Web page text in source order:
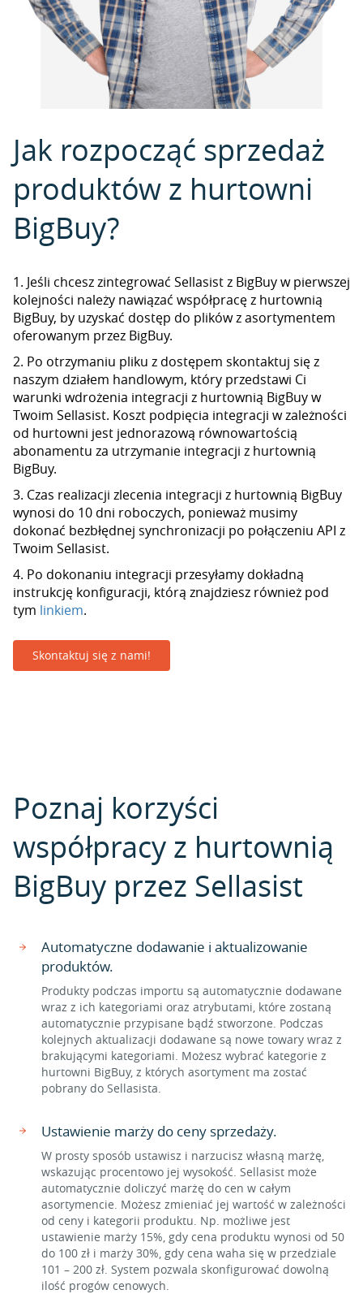
Jak rozpocząć sprzedaż
produktów z hurtowni
BigBuy?
1. Jeśli chcesz zintegrować Sellasist z BigBuy w pierwszej
kolejności należy nawiązać współpracę z hurtownią
BigBuy, by uzyskać dostęp do plików z asortymentem
oferowanym przez BigBuy.
2. Po otrzymaniu pliku z dostępem skontaktuj się z
naszym działem handlowym, który przedstawi Ci
warunki wdrożenia integracji z hurtownią BigBuy w
Twoim Sellasist. Koszt podpięcia integracji w zależności
od hurtowni jest jednorazową równowartością
abonamentu za utrzymanie integracji z hurtownią
BigBuy.
3. Czas realizacji zlecenia integracji z hurtownią BigBuy
wynosi do 10 dni roboczych, ponieważ musimy
dokonać bezbłędnej synchronizacji po połączeniu API z
Twoim Sellasist.
4. Po dokonaniu integracji przesyłamy dokładną
instrukcję konfiguracji, którą znajdziesz również pod
tym linkiem.
Skontaktuj się z nami!
Poznaj korzyści
współpracy z hurtownią
BigBuy przez Sellasist
Automatyczne dodawanie i aktualizowanie
produktów.
Produkty podczas importu są automatycznie dodawane
wraz z ich kategoriami oraz atrybutami, które zostaną
automatycznie przypisane bądź stworzone. Podczas
kolejnych aktualizacji dodawane są nowe towary wraz z
brakującymi kategoriami. Możesz wybrać kategorie z
hurtowni BigBuy, z których asortyment ma zostać
pobrany do Sellasista.
Ustawienie marży do ceny sprzedaży.
W prosty sposób ustawisz i narzucisz własną marżę,
wskazując procentowo jej wysokość. Sellasist może
automatycznie doliczyć marżę do cen w całym
asortymencie. Możesz zmieniać jej wartość w zależności
od ceny i kategorii produktu. Np. możliwe jest
ustawienie marży 15%, gdy cena produktu wynosi od 50
do 100 zł i marży 30%, gdy cena waha się w przedziale
101 – 200 zł. System pozwala skonfigurować dowolną
ilość progów cenowych.